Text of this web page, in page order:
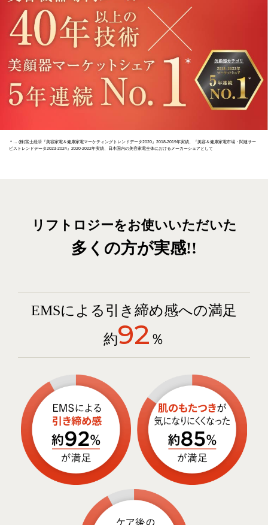
＊… (株)富士経済『美容家電＆健康家電マーケティングトレンドデータ2020』2018-2019年実績、『美容＆健康家電市場・関連サー
ビストレンドデータ2023-2024』2020-2022年実績、日本国内の美容家電全体におけるメーカーシェアとして
リフトロジーをお使いいただいた
多くの方が実感!!
EMSによる引き締め感への満足
約92 ％